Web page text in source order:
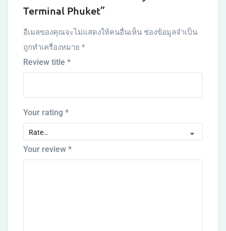
Terminal Phuket”
อีเมลของคุณจะไม่แสดงให้คนอื่นเห็น ช่องข้อมูลจำเป็น
ถูกทำเครื่องหมาย *
Review title *
Your rating *
Your review *